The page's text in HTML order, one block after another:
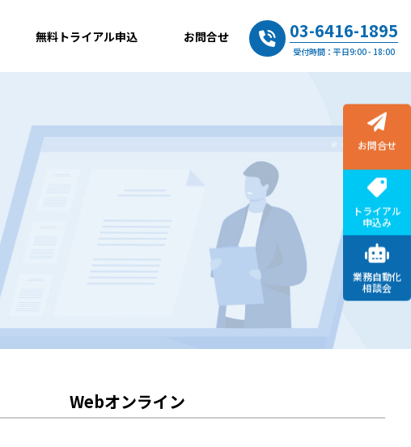
無料トライアル申込 お問合せ 03-6416-1895
受付時間：平日9:00 - 18:00
Webオンライン
お問合せ
トライアル
申込み
業務自動化
相談会